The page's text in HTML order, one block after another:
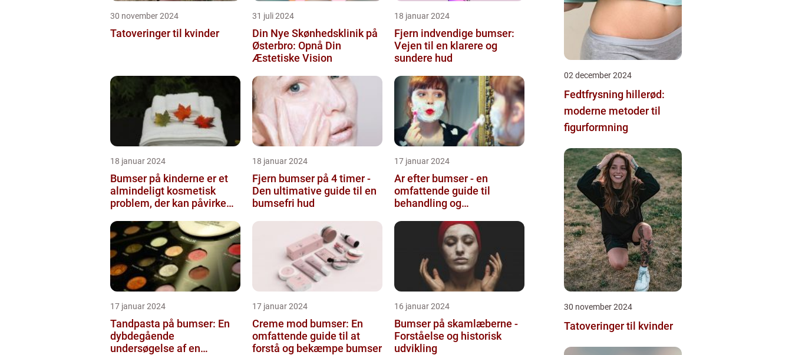
30 november 2024
Tatoveringer til kvinder
31 juli 2024
Din Nye Skønhedsklinik på
Østerbro: Opnå Din
Æstetiske Vision
18 januar 2024
Fjern indvendige bumser:
Vejen til en klarere og
sundere hud
18 januar 2024
Bumser på kinderne er et
almindeligt kosmetisk
problem, der kan påvirke
18 januar 2024
Fjern bumser på 4 timer -
Den ultimative guide til en
bumsefri hud
17 januar 2024
Ar efter bumser - en
omfattende guide til
behandling og
17 januar 2024
Tandpasta på bumser: En
dybdegående
undersøgelse af en
17 januar 2024
Creme mod bumser: En
omfattende guide til at
forstå og bekæmpe bumser
16 januar 2024
Bumser på skamlæberne -
Forståelse og historisk
udvikling
02 december 2024
Fedtfrysning hillerød:
moderne metoder til
figurformning
30 november 2024
Tatoveringer til kvinder